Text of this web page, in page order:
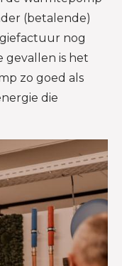
(betalende)
nog
gevallen is het
zo goed als
die